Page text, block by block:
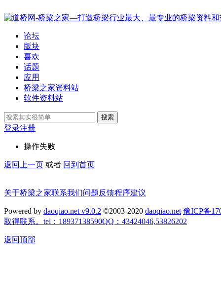
论坛
版块
喜欢
话题
应用
桥梁之家资料站
软件资料站
搜索
登录注册
操作失败
返回上一页 或者 回到首页
关于桥梁之家联系我们问题反馈程序建议
Powered by daoqiao.net v9.0.2 ©2003-2020 daoqiao.net 豫ICP备
取得联系。tel：18937138590QQ：43424046,53826202
返回顶部